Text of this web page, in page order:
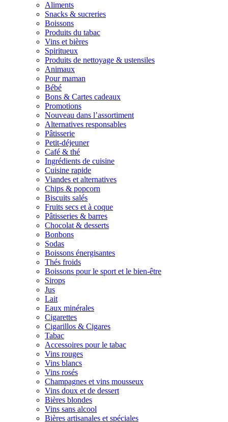
Aliments
Snacks & sucreries
Boissons
Produits du tabac
Vins et bières
Spiritueux
Produits de nettoyage & ustensiles
Animaux
Pour maman
Bébé
Bons & Cartes cadeaux
Promotions
Nouveau dans l’assortiment
Alternatives responsables
Pâtisserie
Petit-déjeuner
Café & thé
Ingrédients de cuisine
Cuisine rapide
Viandes et alternatives
Chips & popcorn
Biscuits salés
Fruits secs et à coque
Pâtisseries & barres
Chocolat & desserts
Bonbons
Sodas
Boissons énergisantes
Thés froids
Boissons pour le sport et le bien-être
Sirops
Jus
Lait
Eaux minérales
Cigarettes
Cigarillos & Cigares
Tabac
Accessoires pour le tabac
Vins rouges
Vins blancs
Vins rosés
Champagnes et vins mousseux
Vins doux et de dessert
Bières blondes
Vins sans alcool
Bières artisanales et spéciales